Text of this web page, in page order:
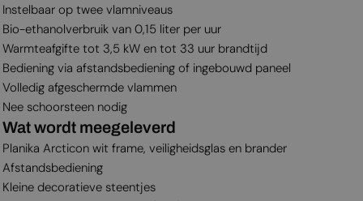
Instelbaar op twee vlamniveaus
Bio-ethanolverbruik van 0,15 liter per uur
Warmteafgifte tot 3,5 kW en tot 33 uur brandtijd
Bediening via afstandsbediening of ingebouwd paneel
Volledig afgeschermde vlammen
Nee schoorsteen nodig
Wat wordt meegeleverd
Planika Arcticon wit frame, veiligheidsglas en brander
Afstandsbediening
Kleine decoratieve steentjes